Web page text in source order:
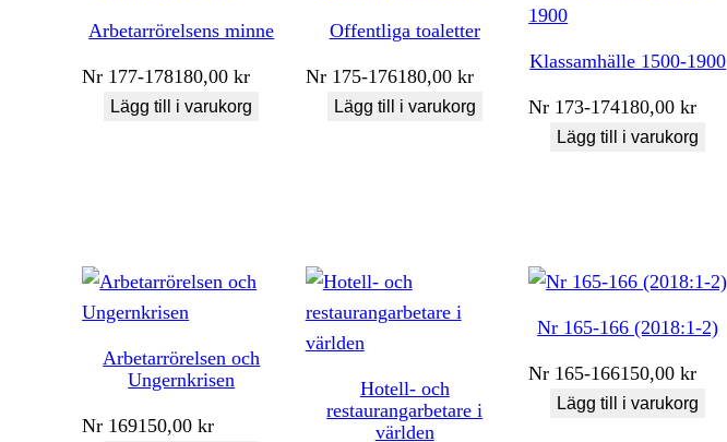
Arbetarrörelsens minne
Nr 177-178180,00kr
Lägg till i varukorg
Offentliga toaletter
Nr 175-176180,00 kr
Lägg till i varukorg
Klassamhälle 1500-1900
Nr 173-174180,00kr
Lägg till i varukorg
Arbetarrörelsen och
Ungernkrisen
Nr 169150,00kr
Hotell- och
restaurangarbetare i
världen
Nr 165-166 (2018:1-2)
Nr 165-166150,00kr
Lägg till i varukorg